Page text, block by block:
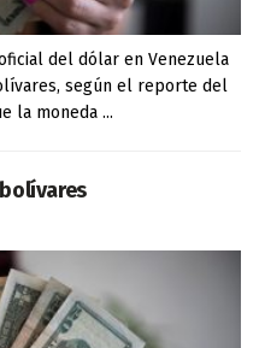
del dólar en Venezuela
según el reporte del
la moneda ...